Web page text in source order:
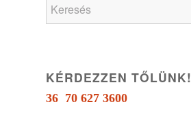
KÉRDEZZEN TŐLÜNK!
36 70 627 3600